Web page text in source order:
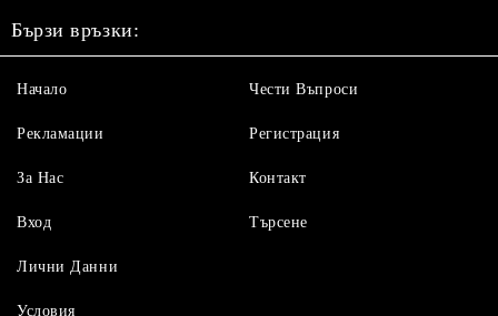
Бързи връзки:
Начало
Рекламации
За Нас
Вход
Чести Въпроси
Регистрация
Контакт
Търсене
Лични Данни
Условия